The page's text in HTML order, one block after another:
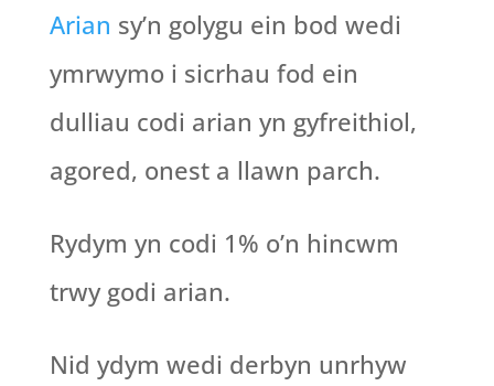
Arian sy’n golygu ein bod wedi
ymrwymo i sicrhau fod ein
dulliau codi arian yn gyfreithiol,
agored, onest a llawn parch.
Rydym yn codi 1% o’n hincwm
trwy godi arian.
Nid ydym wedi derbyn unrhyw